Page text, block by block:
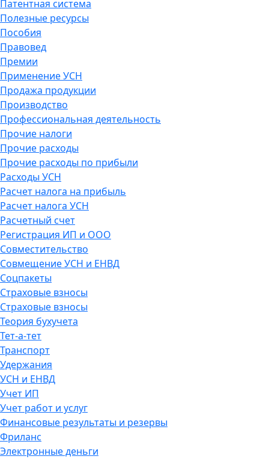
Патентная система
Полезные ресурсы
Пособия
Правовед
Премии
Применение УСН
Продажа продукции
Производство
Профессиональная деятельность
Прочие налоги
Прочие расходы
Прочие расходы по прибыли
Расходы УСН
Расчет налога на прибыль
Расчет налога УСН
Расчетный счет
Регистрация ИП и ООО
Совместительство
Совмещение УСН и ЕНВД
Соцпакеты
Страховые взносы
Страховые взносы
Теория бухучета
Тет-а-тет
Транспорт
Удержания
УСН и ЕНВД
Учет ИП
Учет работ и услуг
Финансовые результаты и резервы
Фриланс
Электронные деньги